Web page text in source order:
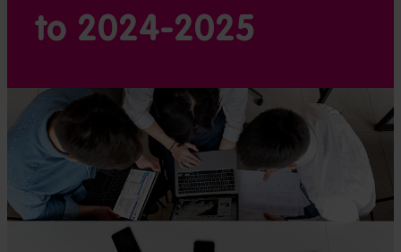
to 2024-2025